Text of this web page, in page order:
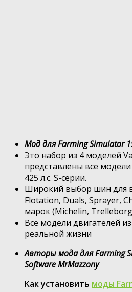
Мод для Farming Simulator
Это набор из 4 моделей
представлены все модели
425 л.с. S-серии.
Широкий выбор шин для
Flotation, Duals, Sprayer,
марок (Michelin,
Все модели двигателей
реальной жизни
Авторы мода для Farming
Software MrMazzony
Как установить моды